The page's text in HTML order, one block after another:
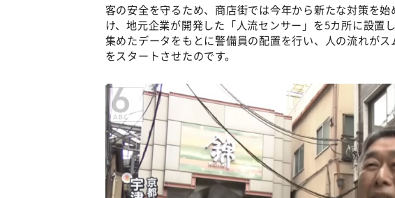
客の安全を守るため、商店街では今年から新たな対策を
け、地元企業が開発した「人流センサー」を5カ所に設置
集めたデータをもとに警備員の配置を行い、人の流れが
をスタートさせたのです。